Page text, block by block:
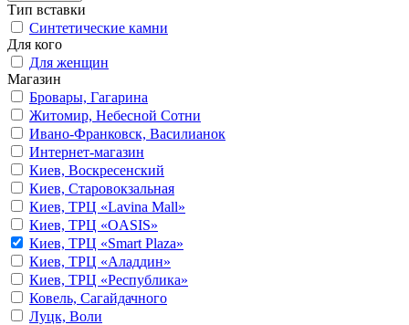
Тип вставки
Синтетические камни
Для кого
Для женщин
Магазин
Бровары, Гагарина
Житомир, Небесной Сотни
Ивано-Франковск, Василианок
Интернет-магазин
Киев, Воскресенский
Киев, Старовокзальная
Киев, ТРЦ «Lavina Mall»
Киев, ТРЦ «OASIS»
Киев, ТРЦ «Smart Plaza»
Киев, ТРЦ «Аладдин»
Киев, ТРЦ «Республика»
Ковель, Сагайдачного
Луцк, Воли